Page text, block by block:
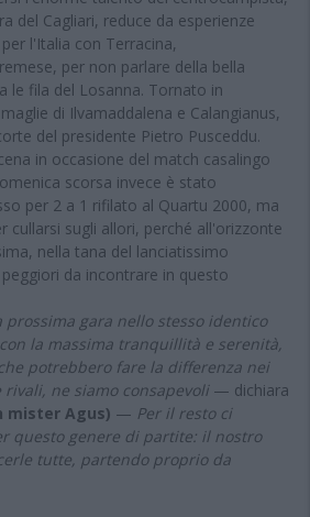
del Cagliari, reduce da esperienze
l'Italia con Terracina,
per non parlare della bella
le fila del Losanna. Tornato in
di Ilvamaddalena e Calangianus,
del presidente Pietro Pusceddu.
in occasione del match casalingo
scorsa invece è stato
per 2 a 1 rifilato al Quartu 2000, ma
cullarsi sugli allori, perché all'orizzonte
nella tana del lanciatissimo
da incontrare in questo
prossima gara nello stesso identico
la massima tranquillità e serenità,
potrebbero fare la differenza nei
ne siamo consapevoli— dichiara
mister Agus) — Per il resto ci
questo genere di partite: il nostro
tutte, partendo proprio da